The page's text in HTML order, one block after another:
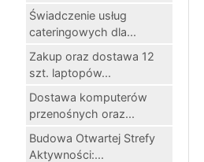
Świadczenie usług
cateringowych dla...
Zakup oraz dostawa 12
szt. laptopów...
Dostawa komputerów
przenośnych oraz...
Budowa Otwartej Strefy
Aktywności:...